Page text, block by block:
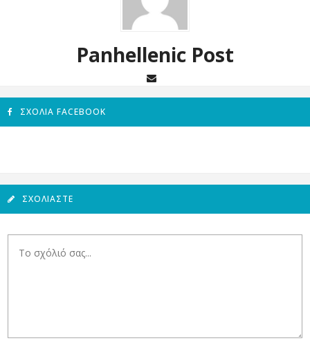
Panhellenic Post
ΣΧΌΛΙΑ FACEBOOK
ΣΧΟΛΙΆΣΤΕ